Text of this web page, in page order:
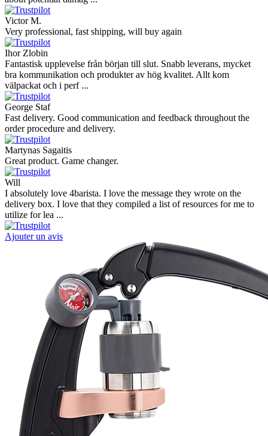
Victor M.
Very professional, fast shipping, will buy again
Ihor Zlobin
Fantastisk upplevelse från början till slut. Snabb leverans, mycket
bra kommunikation och produkter av hög kvalitet. Allt kom
välpackat och i perf ...
George Staf
Fast delivery. Good communication and feedback throughout the
order procedure and delivery.
Martynas Sagaitis
Great product. Game changer.
Will
I absolutely love 4barista. I love the message they wrote on the
delivery box. I love that they compiled a list of resources for me to
utilize for lea ...
Ajouter un avis